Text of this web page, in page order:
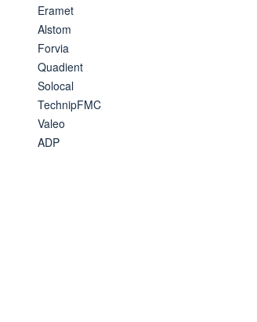
Eramet
Alstom
Forvia
Quadient
Solocal
TechnipFMC
Valeo
ADP